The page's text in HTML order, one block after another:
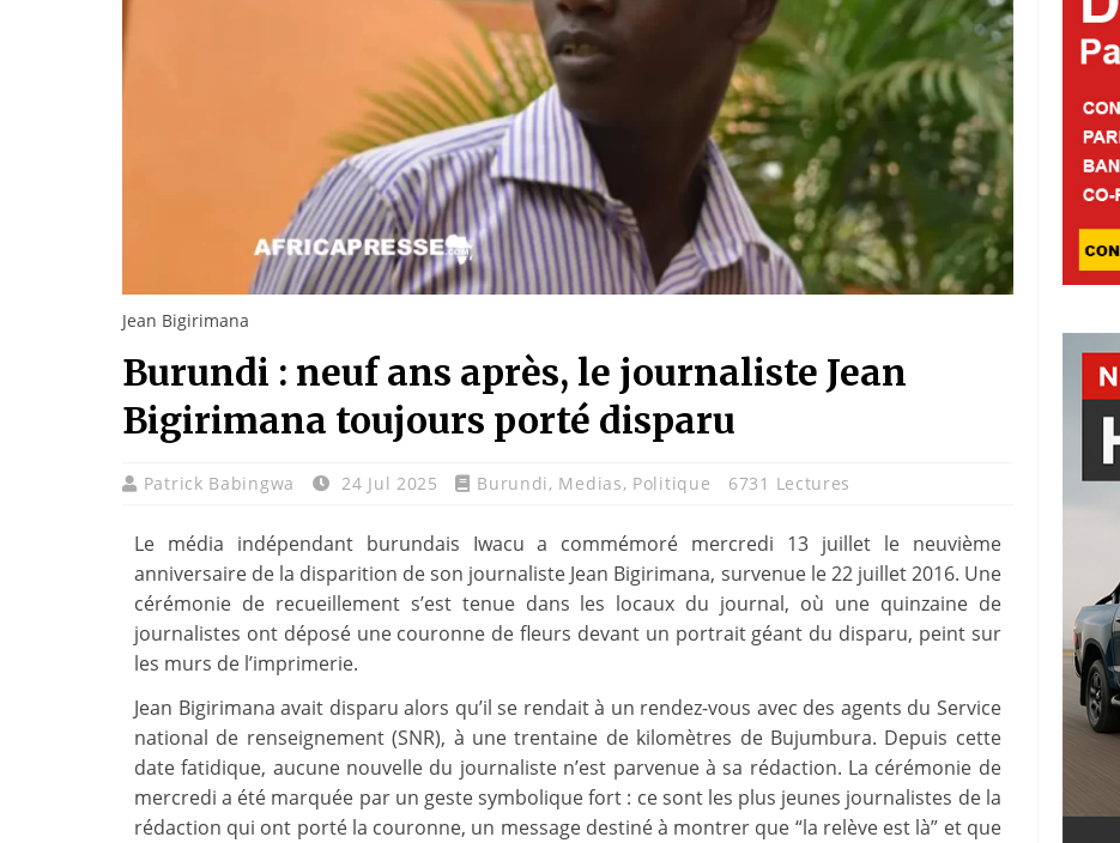
Jean Bigirimana
Burundi : neuf ans après, le journaliste Jean
Bigirimana toujours porté disparu
Patrick Babingwa 24 Jul 2025 Burundi, Medias, Politique 6731 Lectures
Le média indépendant burundais Iwacu a commémoré mercredi 13 juillet le neuvième
anniversaire de la disparition de son journaliste Jean Bigirimana, survenue le 22 juillet 2016. Une
cérémonie de recueillement s’est tenue dans les locaux du journal, où une quinzaine de
journalistes ont déposé une couronne de fleurs devant un portrait géant du disparu, peint sur
les murs de l’imprimerie.
Jean Bigirimana avait disparu alors qu’il se rendait à un rendez-vous avec des agents du Service
national de renseignement (SNR), à une trentaine de kilomètres de Bujumbura. Depuis cette
date fatidique, aucune nouvelle du journaliste n’est parvenue à sa rédaction. La cérémonie de
mercredi a été marquée par un geste symbolique fort : ce sont les plus jeunes journalistes de la
rédaction qui ont porté la couronne, un message destiné à montrer que “la relève est là” et que